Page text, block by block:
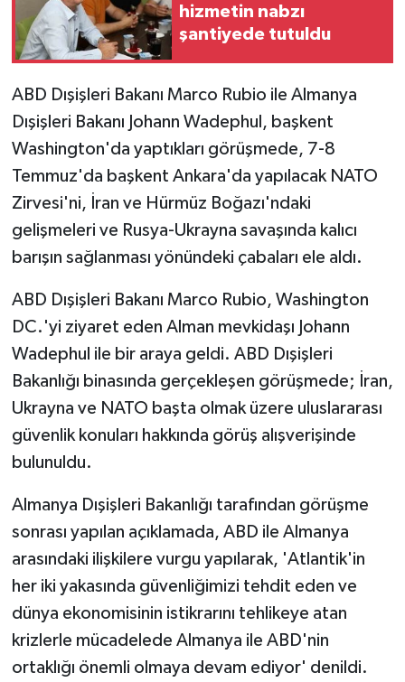
hizmetin nabzı
şantiyede tutuldu
ABD Dışişleri Bakanı Marco Rubio ile Almanya
Dışişleri Bakanı Johann Wadephul, başkent
Washington'da yaptıkları görüşmede, 7-8
Temmuz'da başkent Ankara'da yapılacak NATO
Zirvesi'ni, İran ve Hürmüz Boğazı'ndaki
gelişmeleri ve Rusya-Ukrayna savaşında kalıcı
barışın sağlanması yönündeki çabaları ele aldı.
ABD Dışişleri Bakanı Marco Rubio, Washington
DC.'yi ziyaret eden Alman mevkidaşı Johann
Wadephul ile bir araya geldi. ABD Dışişleri
Bakanlığı binasında gerçekleşen görüşmede; İran,
Ukrayna ve NATO başta olmak üzere uluslararası
güvenlik konuları hakkında görüş alışverişinde
bulunuldu.
Almanya Dışişleri Bakanlığı tarafından görüşme
sonrası yapılan açıklamada, ABD ile Almanya
arasındaki ilişkilere vurgu yapılarak, 'Atlantik'in
her iki yakasında güvenliğimizi tehdit eden ve
dünya ekonomisinin istikrarını tehlikeye atan
krizlerle mücadelede Almanya ile ABD'nin
ortaklığı önemli olmaya devam ediyor' denildi.